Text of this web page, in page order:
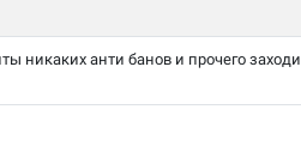
никаких анти банов и прочего заходи